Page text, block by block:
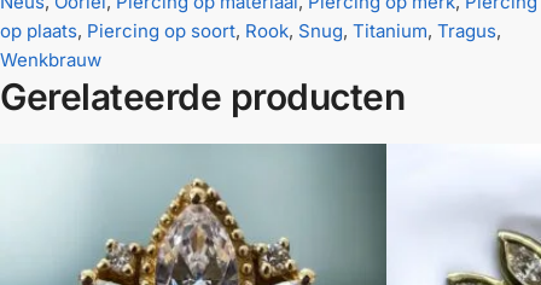
op plaats, Piercing op soort, Rook, Snug, Titanium, Tragus,
Wenkbrauw
Gerelateerde producten